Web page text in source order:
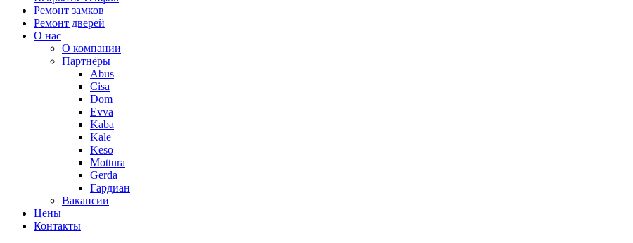
Ремонт замков
Ремонт дверей
О нас
О компании
Партнёры
Abus
Cisa
Dom
Evva
Kaba
Kale
Keso
Mottura
Gerda
Гардиан
Вакансии
Цены
Контакты